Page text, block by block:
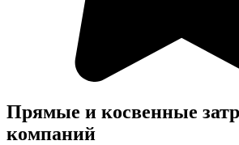
Прямые и косвенные
компаний